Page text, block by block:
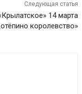
Следующая статья
14 марта
королевство»